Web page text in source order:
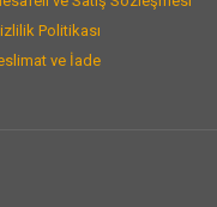
Politikası
ve İade